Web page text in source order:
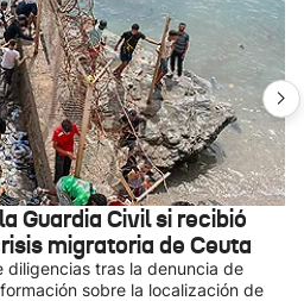
Guardia Civil si recibió
migratoria de Ceuta
diligencias tras la denuncia de
sobre la localización de